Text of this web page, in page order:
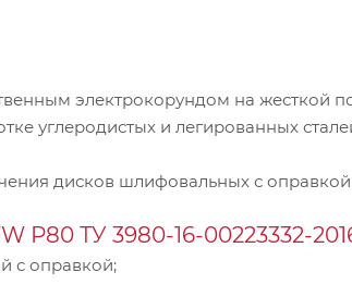
электрокорундом на жесткой
углеродистых и легированных
дисков шлифовальных с оправкой
Р80 ТУ 3980-16-00223332-
с оправкой;